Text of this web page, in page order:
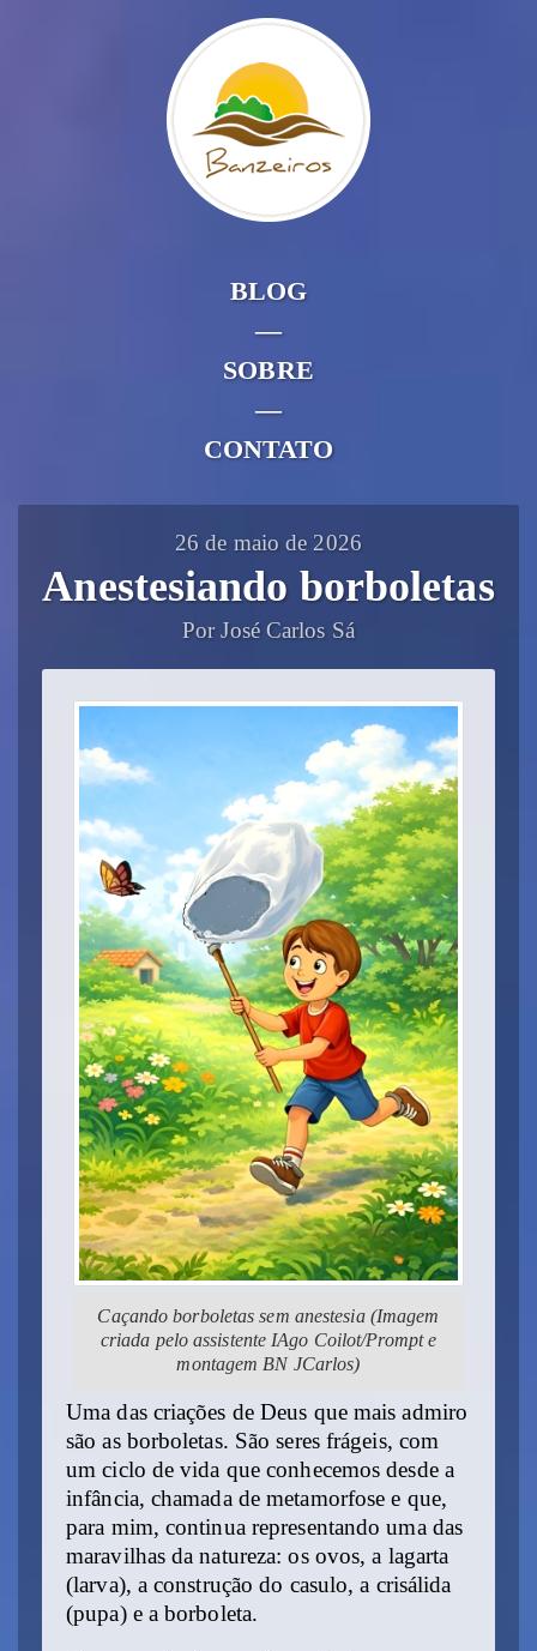
BLOG
—
SOBRE
—
CONTATO
26 de maio de 2026
Anestesiando borboletas
Por José Carlos Sá
Caçando borboletas sem anestesia (Imagem
criada pelo assistente IAgo Coilot/Prompt e
montagem BN JCarlos)
Uma das criações de Deus que mais admiro
são as borboletas. São seres frágeis, com
um ciclo de vida que conhecemos desde a
infância, chamada de metamorfose e que,
para mim, continua representando uma das
maravilhas da natureza: os ovos, a lagarta
(larva), a construção do casulo, a crisálida
(pupa) e a borboleta.